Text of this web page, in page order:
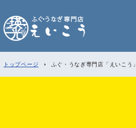
とらふぐ刺身＆とらふ
トップページ ふぐ・うなぎ専門店「えいこう